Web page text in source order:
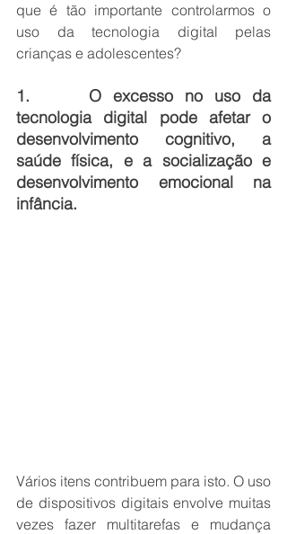
que é tão importante controlarmos o
uso da tecnologia digital pelas
crianças e adolescentes?
1.     O excesso no uso da
tecnologia digital pode afetar o
desenvolvimento cognitivo, a
saúde física, e a socialização e
desenvolvimento emocional na
infância.
Vários itens contribuem para isto. O uso
de dispositivos digitais envolve muitas
vezes fazer multitarefas e mudança